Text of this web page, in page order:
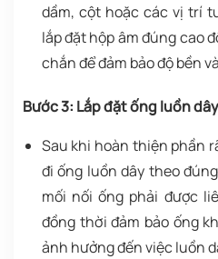
dầm, cột hoặc các vị trí
lắp đặt hộp âm đúng cao
chắn để đảm bảo độ bền
Bước 3: Lắp đặt ống luồn dây
Sau khi hoàn thiện phần
đi ống luồn dây theo
mối nối ống phải được
đồng thời đảm bảo ống
ảnh hưởng đến việc luồn